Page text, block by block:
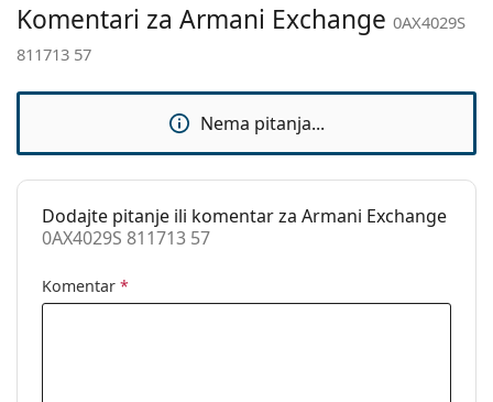
Upotreba:
Moda
Komentari za Armani Exchange 0AX4029S
811713 57
Nema pitanja...
Dodajte pitanje ili komentar za Armani Exchange
0AX4029S 811713 57
Komentar *